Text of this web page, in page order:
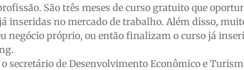
São três meses de curso gratuito que
inseridas no mercado de trabalho. Além disso,
negócio próprio, ou então finalizam o curso já
secretário de Desenvolvimento Econômico e